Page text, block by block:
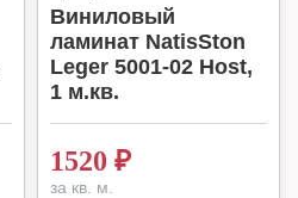
Виниловый
ламинат NatisSton
Leger 5001-02 Host,
1 м.кв.
1520 ₽
за кв. м.